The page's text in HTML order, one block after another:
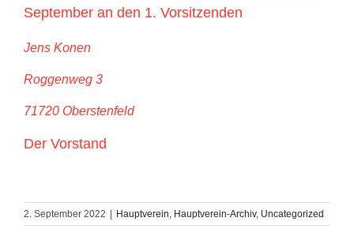
September an den 1. Vorsitzenden
Jens Konen
Roggenweg 3
71720 Oberstenfeld
Der Vorstand
2. September 2022 Hauptverein, Hauptverein-Archiv, Uncategorized